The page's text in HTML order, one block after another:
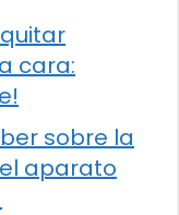
cara:
sobre la
aparato